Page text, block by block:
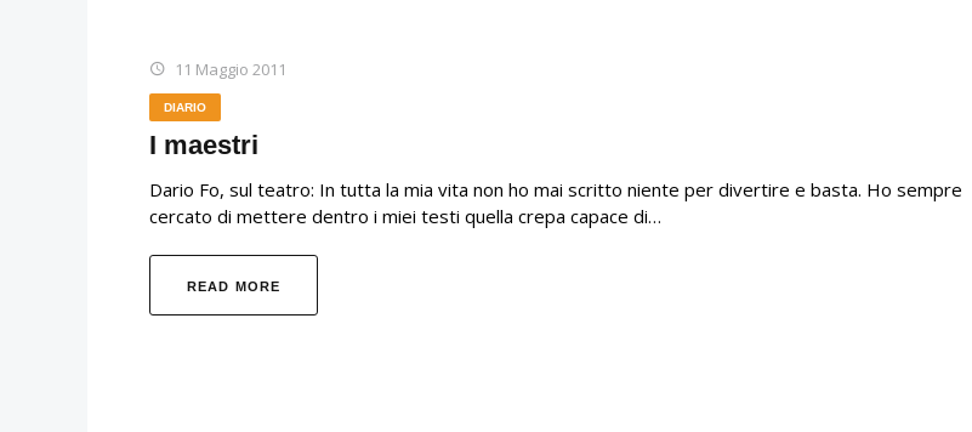
11 Maggio 2011
DIARIO
I maestri
Dario Fo, sul teatro: In tutta la mia vita non ho mai scritto niente per divertire e basta. Ho sempre
cercato di mettere dentro i miei testi quella crepa capace di…
READ MORE